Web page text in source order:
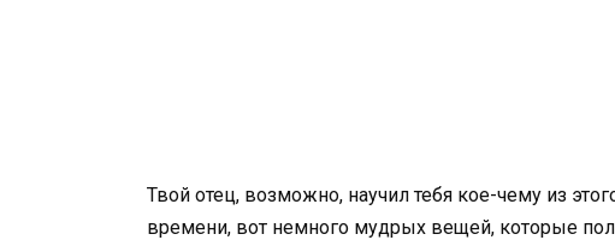
Твой отец, возможно, научил тебя кое-чему из
времени, вот немного мудрых вещей, которые